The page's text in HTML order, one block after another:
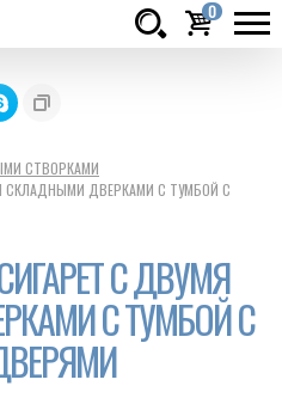
0
СТВОРКАМИ
СКЛАДНЫМИ ДВЕРКАМИ С ТУМБОЙ С
С ДВУМЯ
С ТУМБОЙ С